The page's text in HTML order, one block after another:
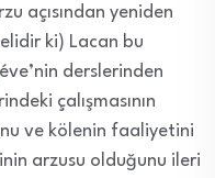
açısından yeniden
ki) Lacan bu
derslerinden
çalışmasının
ve kölenin faaliyetini
arzusu olduğunu ileri